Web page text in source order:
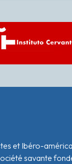
et Ibéro-
savante